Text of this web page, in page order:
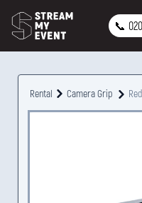
📞
Rental Camera Grip